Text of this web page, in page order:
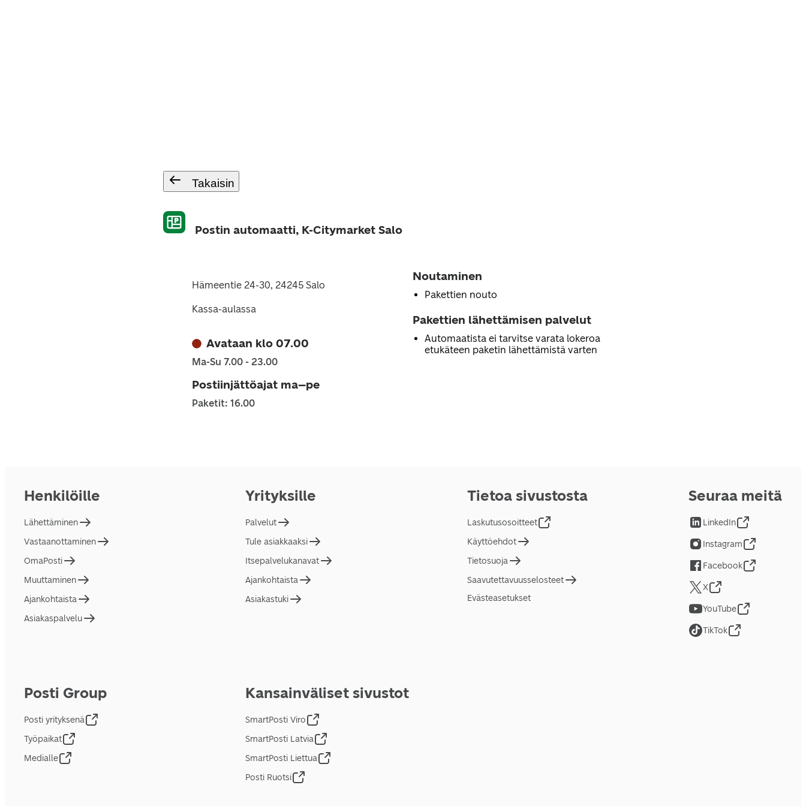
Takaisin
Postin automaatti, K-Citymarket Salo
Hämeentie 24-30, 24245 Salo
Kassa-aulassa
Avataan klo 07.00
Ma-Su 7.00 - 23.00
Postiinjättöajat ma–pe
Paketit: 16.00
Noutaminen
Pakettien nouto
Pakettien lähettämisen palvelut
Automaatista ei tarvitse varata lokeroa
etukäteen paketin lähettämistä varten
Henkilöille
Lähettäminen
Vastaanottaminen
OmaPosti
Muuttaminen
Ajankohtaista
Asiakaspalvelu
Yrityksille
Palvelut
Tule asiakkaaksi
Itsepalvelukanavat
Ajankohtaista
Asiakastuki
Tietoa sivustosta
Laskutusosoitteet
Käyttöehdot
Tietosuoja
Saavutettavuusselosteet
Evästeasetukset
Posti Group
Posti yrityksenä
Työpaikat
Medialle
Kansainväliset sivustot
SmartPosti Viro
SmartPosti Latvia
SmartPosti Liettua
Posti Ruotsi
Seuraa meitä
LinkedIn
Instagram
Facebook
X
YouTube
TikTok